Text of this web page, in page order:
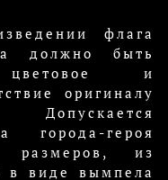
флага
должно быть
и
оригиналу
города-героя
размеров, из
в виде вымпела